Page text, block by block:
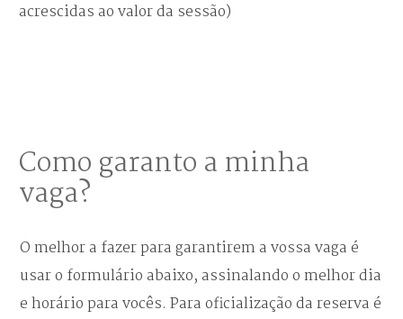
acrescidas ao valor da sessão)
Como garanto a minha
vaga?
O melhor a fazer para garantirem a vossa vaga é
usar o formulário abaixo, assinalando o melhor dia
e horário para vocês. Para oficialização da reserva é